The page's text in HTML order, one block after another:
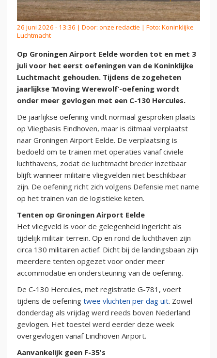
26 juni 2026 - 13:36 | Door: onze redactie | Foto: Koninklijke
Luchtmacht
Op Groningen Airport Eelde worden tot en met 3
juli voor het eerst oefeningen van de Koninklijke
Luchtmacht gehouden. Tijdens de zogeheten
jaarlijkse ‘Moving Werewolf’-oefening wordt
onder meer gevlogen met een C-130 Hercules.
De jaarlijkse oefening vindt normaal gesproken plaats
op Vliegbasis Eindhoven, maar is ditmaal verplaatst
naar Groningen Airport Eelde. De verplaatsing is
bedoeld om te trainen met operaties vanaf civiele
luchthavens, zodat de luchtmacht breder inzetbaar
blijft wanneer militaire vliegvelden niet beschikbaar
zijn. De oefening richt zich volgens Defensie met name
op het trainen van de logistieke keten.
Tenten op Groningen Airport Eelde
Het vliegveld is voor de gelegenheid ingericht als
tijdelijk militair terrein. Op en rond de luchthaven zijn
circa 130 militairen actief. Dicht bij de landingsbaan zijn
meerdere tenten opgezet voor onder meer
accommodatie en ondersteuning van de oefening.
De C-130 Hercules, met registratie G-781, voert
tijdens de oefening twee vluchten per dag uit. Zowel
donderdag als vrijdag werd reeds boven Nederland
gevlogen. Het toestel werd eerder deze week
overgevlogen vanaf Eindhoven Airport.
Aanvankelijk geen F-35's